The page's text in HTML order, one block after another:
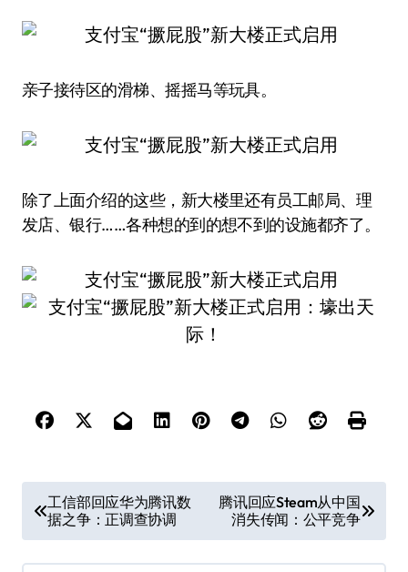
亲子接待区的滑梯、摇摇马等玩具。
除了上面介绍的这些，新大楼里还有员工邮局、理
发店、银行……各种想的到的想不到的设施都齐了。
章
导
工信部回应华为腾讯数
据之争：正调查协调
腾讯回应Steam从中国
消失传闻：公平竞争